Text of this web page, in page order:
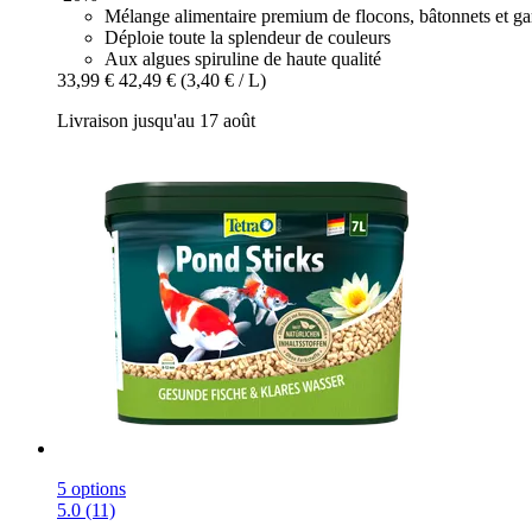
Mélange alimentaire premium de flocons, bâtonnets et
Déploie toute la splendeur de couleurs
Aux algues spiruline de haute qualité
33,99 € 42,49 € (3,40 € / L)
Livraison jusqu'au 17 août
5 options
5.0 (11)